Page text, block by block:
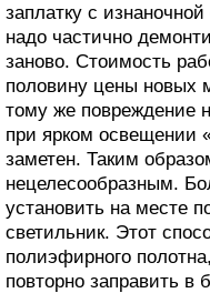
заплатку с
надо частично
заново. Стоимость
половину цены новых
тому же повреждение
при ярком освещении
заметен. Таким
нецелесообразным.
установить на месте
светильник. Этот
полиэфирного
повторно заправить в